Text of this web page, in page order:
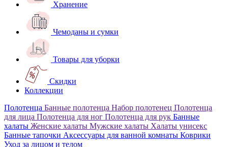
Хранение
Чемоданы и сумки
Товары для уборки
Скидки
Коллекции
Полотенца Банные полотенца Набор полотенец Полотенца
для лица Полотенца для ног Полотенца для рук Банные
халаты Женские халаты Мужские халаты Халаты унисекс
Банные тапочки Аксессуары для ванной комнаты Коврики
Уход за лицом и телом